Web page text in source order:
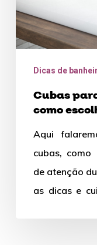
Dicas de
Cubas
como
Aqui
cubas, como
de atenção
as dicas e